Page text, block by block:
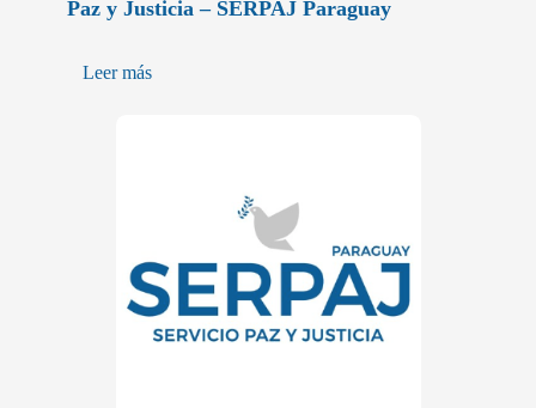
Paz y Justicia – SERPAJ Paraguay
Leer más